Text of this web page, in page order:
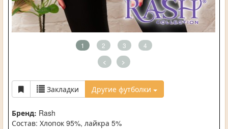
1 2 3 4
< >
Закладки Другие футболки
Бренд: Rash
Состав: Хлопок 95%, лайкра 5%